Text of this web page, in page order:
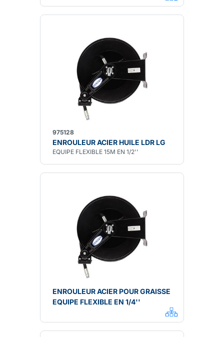
975128
ENROULEUR ACIER HUILE LDR LG
EQUIPE FLEXIBLE 15M EN 1/2''
ENROULEUR ACIER POUR GRAISSE
EQUIPE FLEXIBLE EN 1/4''